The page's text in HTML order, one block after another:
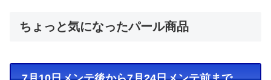
ちょっと気になったパール商品